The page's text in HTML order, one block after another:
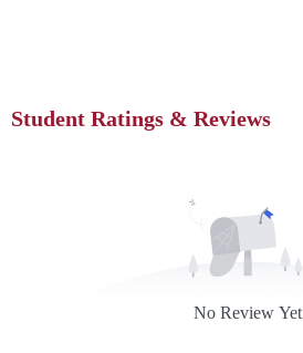
Student Ratings & Reviews
No Review Yet